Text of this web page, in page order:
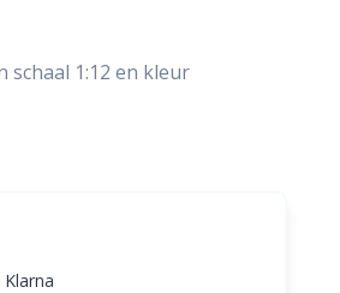
schaal 1:12 en kleur